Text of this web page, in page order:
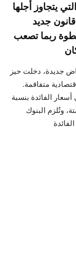
يتجاوز أجلها
جديد
ربما تصعب
جديدة، دخلت حيز
متفاقمة.
الفائدة بنسبة
وتُلزم البنوك